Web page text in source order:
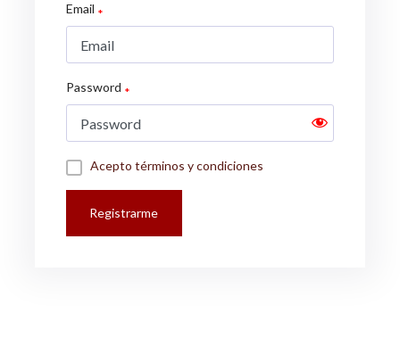
Email
Password
Acepto términos y condiciones